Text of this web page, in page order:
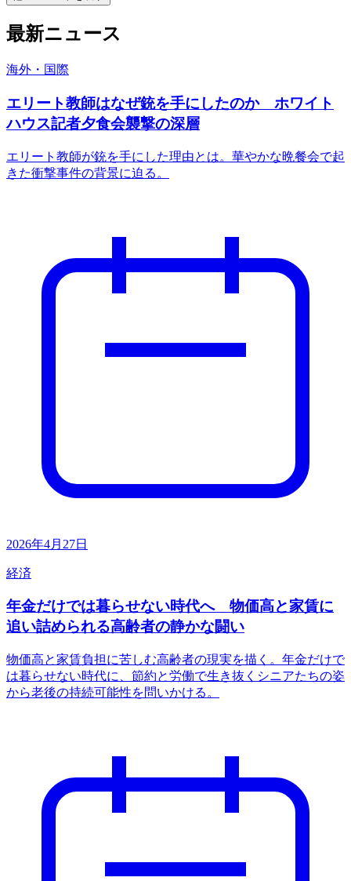
最新ニュース
海外・国際
エリート教師はなぜ銃を手にしたのか ホワイト
ハウス記者夕食会襲撃の深層
エリート教師が銃を手にした理由とは。華やかな晩餐会で起
きた衝撃事件の背景に迫る。
2026年4月27日
経済
年金だけでは暮らせない時代へ 物価高と家賃に
追い詰められる高齢者の静かな闘い
物価高と家賃負担に苦しむ高齢者の現実を描く。年金だけで
は暮らせない時代に、節約と労働で生き抜くシニアたちの姿
から老後の持続可能性を問いかける。